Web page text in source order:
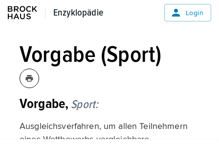
Enzyklopädie
Enzyklopädie Login
Vorgabe (Sport)
Vorgabe, Sport:
Ausgleichsverfahren, um allen Teilnehmern
eines Wettbewerbs vergleichbare